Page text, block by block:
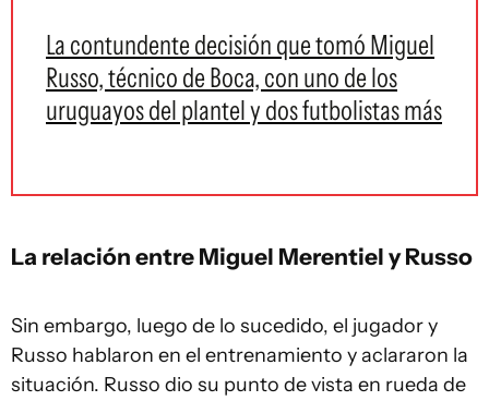
La contundente decisión que tomó Miguel
Russo, técnico de Boca, con uno de los
uruguayos del plantel y dos futbolistas más
La relación entre Miguel Merentiel y Russo
Sin embargo, luego de lo sucedido, el jugador y
Russo hablaron en el entrenamiento y aclararon la
situación. Russo dio su punto de vista en rueda de